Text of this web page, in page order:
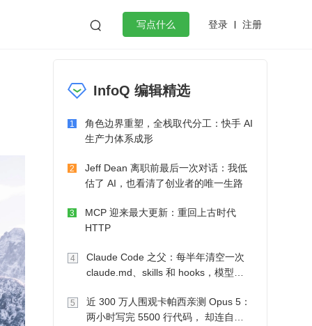
 写点什么 登录 注册
微服务架构 flutter
InfoQ 编辑精选
1
角色边界重塑，全栈取代分工：快手 AI
生产力体系成形
2
Jeff Dean 离职前最后一次对话：我低
估了 AI，也看清了创业者的唯一生路
3
MCP 迎来最大更新：重回上古时代
HTTP
4
Claude Code 之父：每半年清空一次
claude.md、skills 和 hooks，模型自
5
近 300 万人围观卡帕西亲测 Opus 5：
两小时写完 5500 行代码， 却连自己